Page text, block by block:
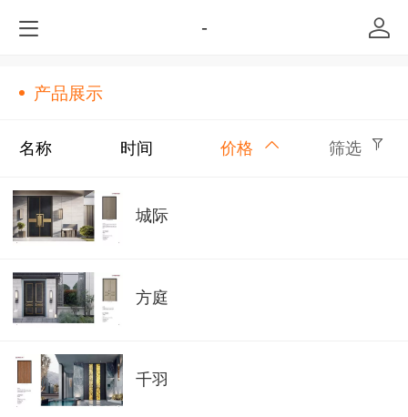
-
产品展示
名称 时间 价格 筛选
城际
方庭
千羽